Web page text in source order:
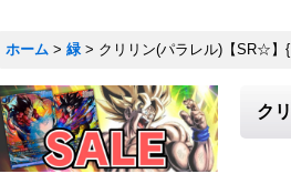
ホーム > 緑 > クリリン(パラレル)【SR☆】
ク